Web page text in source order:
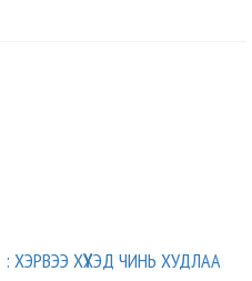
ХҮҮХЭД ЧИНЬ ХУДЛАА